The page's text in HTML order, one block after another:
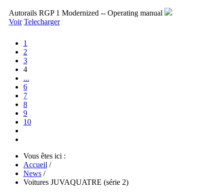
Autorails RGP 1 Modernized -- Operating manual
Voir Telecharger
1
2
3
4
...
6
7
8
9
10
Vous êtes ici :
Accueil /
News /
Voitures JUVAQUATRE (série 2)